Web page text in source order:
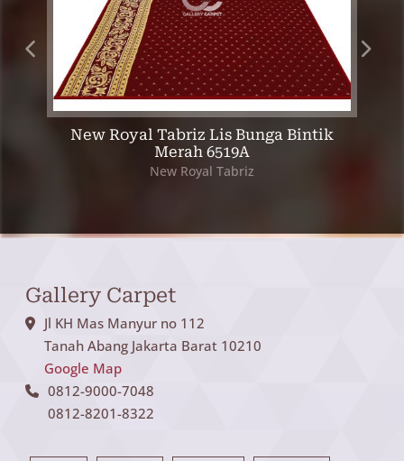
New Royal Tabriz Lis Bunga Bintik
Merah 6519A
New Royal Tabriz
Gallery Carpet
Jl KH Mas Manyur no 112
Tanah Abang Jakarta Barat 10210
Google Map
0812-9000-7048
0812-8201-8322